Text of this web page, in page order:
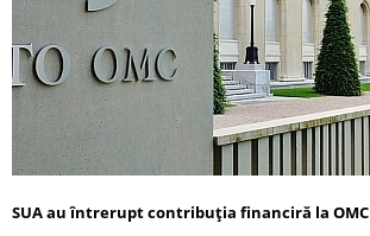
SUA au întrerupt contribuția financiră la OMC